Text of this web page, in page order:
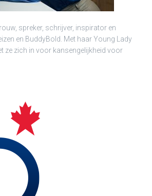
spreker, schrijver, inspirator en
en BuddyBold. Met haar Young Lady
ze zich in voor kansengelijkheid voor